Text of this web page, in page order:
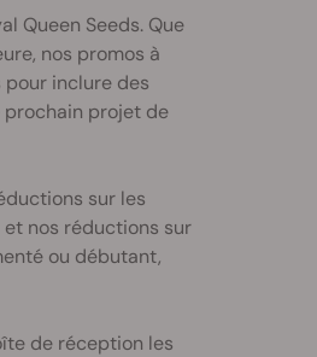
Queen Seeds. Que
nos promos à
inclure des
prochain projet de
sur les
et nos réductions sur
ou débutant,
de réception les